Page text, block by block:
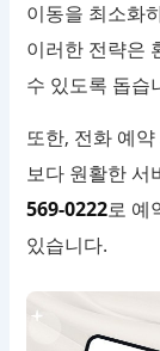
이동을 최소화
이러한 전략은
수 있도록 돕습
또한, 전화 예
보다 원활한 서
569-0222로 예
있습니다.